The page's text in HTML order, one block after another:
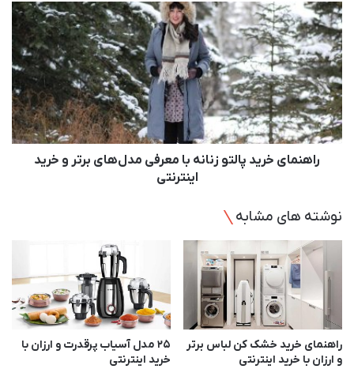
ا
ب
ی
ز
ن
ا
ن
ه
ش
ذ
ا
ی
م
ت
ر
ا
ه
ن
م
ا
ی
خ
ر
ا
ت
ن
ه
ب
راهنمای خرید پالتو زنانه با معرفی مدل‌های برتر و خرید
اینترنتی
نوشته های مشابه
راهنمای خرید خشک کن لباس برتر
و ارزان با خرید اینترنتی
25 مدل آسیاب پرقدرت و ارزان با
خرید اینترنتی